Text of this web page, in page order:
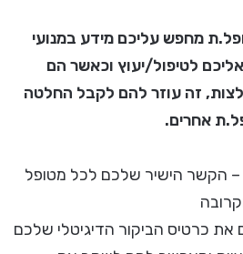
מחפש עליכם מידע במנועי
לטיפול/יעוץ וכאשר הם
זה עוזר להם לקבל החלטה
אחרים.
– הקשר הישיר שלכם לכל מטופל
את כרטיס הביקור הדיגיטלי שלכם